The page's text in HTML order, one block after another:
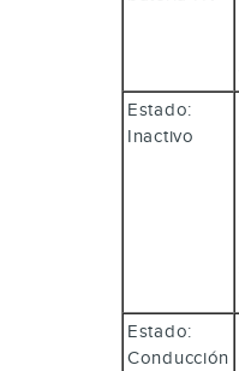
Estado:
Inactivo
Estado:
Conducción